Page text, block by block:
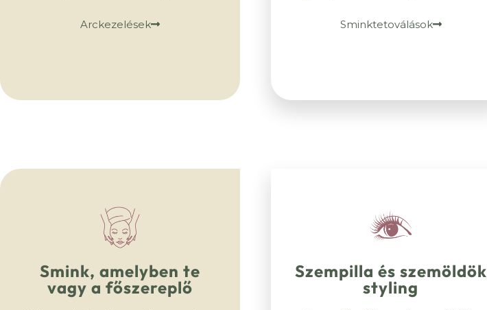
Arckezelések Sminktetoválások
Smink, amelyben te
vagy a főszereplő
Szempilla és szemöldök
styling